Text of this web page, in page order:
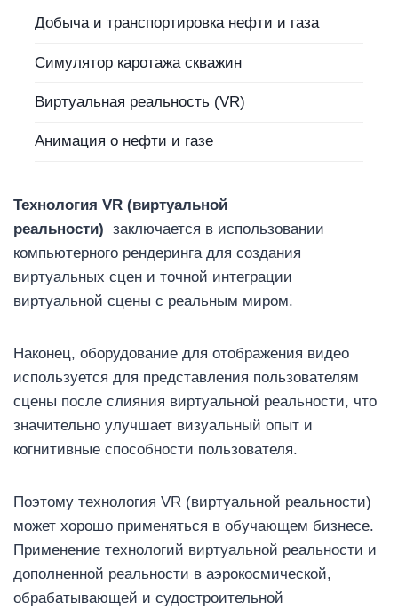
Технология VR (виртуальной
реальности) заключается в использовании
компьютерного рендеринга для создания
виртуальных сцен и точной интеграции
виртуальной сцены с реальным миром.
Наконец, оборудование для отображения видео
используется для представления пользователям
сцены после слияния виртуальной реальности, что
значительно улучшает визуальный опыт и
когнитивные способности пользователя.
Поэтому технология VR (виртуальной реальности)
может хорошо применяться в обучающем бизнесе.
Применение технологий виртуальной реальности и
дополненной реальности в аэрокосмической,
обрабатывающей и судостроительной
Добыча и транспортировка нефти и газа
Симулятор каротажа скважин
Виртуальная реальность (VR)
Анимация о нефти и газе